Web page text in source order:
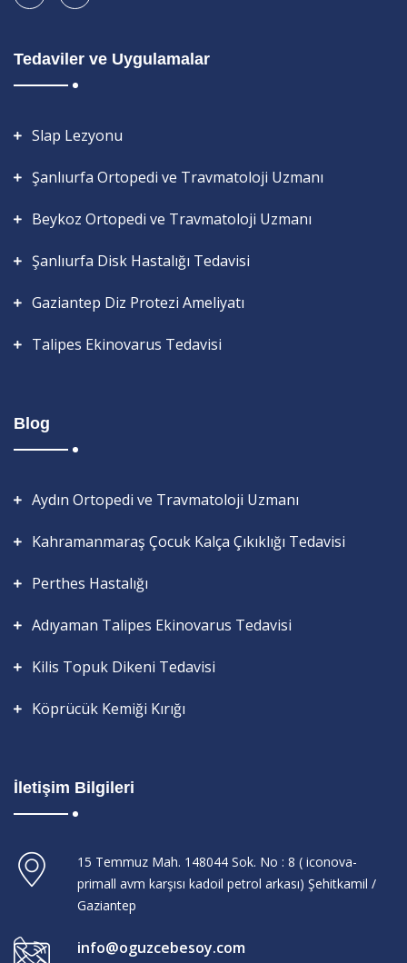
Tedaviler ve Uygulamalar
Slap Lezyonu
Şanlıurfa Ortopedi ve Travmatoloji Uzmanı
Beykoz Ortopedi ve Travmatoloji Uzmanı
Şanlıurfa Disk Hastalığı Tedavisi
Gaziantep Diz Protezi Ameliyatı
Talipes Ekinovarus Tedavisi
Blog
Aydın Ortopedi ve Travmatoloji Uzmanı
Kahramanmaraş Çocuk Kalça Çıkıklığı Tedavisi
Perthes Hastalığı
Adıyaman Talipes Ekinovarus Tedavisi
Kilis Topuk Dikeni Tedavisi
Köprücük Kemiği Kırığı
İletişim Bilgileri
15 Temmuz Mah. 148044 Sok. No : 8 ( iconova-
primall avm karşısı kadoil petrol arkası) Şehitkamil /
Gaziantep
info@oguzcebesoy.com